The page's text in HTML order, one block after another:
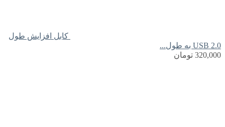
کابل افزایش طول
USB 2.0 به طول...
320,000 تومان